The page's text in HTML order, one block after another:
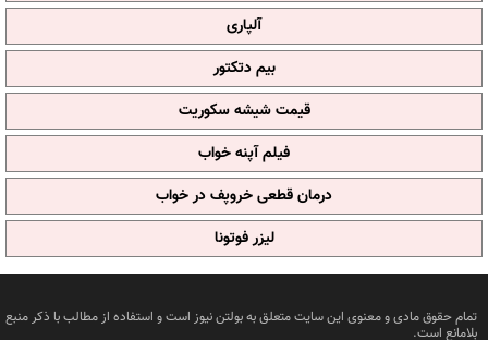
آلپاری
بیم دتکتور
قیمت شیشه سکوریت
فیلم آپنه خواب
درمان قطعی خروپف در خواب
لیزر فوتونا
تمام حقوق مادی و معنوی این سایت متعلق به بولتن نیوز است و استفاده از مطالب با ذکر منبع
بلامانع است.